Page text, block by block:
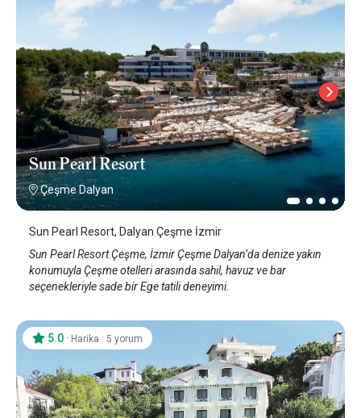
Sun Pearl Resort
Çeşme Dalyan
Sun Pearl Resort, Dalyan Çeşme İzmir
Sun Pearl Resort Çeşme, İzmir Çeşme Dalyan’da denize yakın
konumuyla Çeşme otelleri arasında sahil, havuz ve bar
seçenekleriyle sade bir Ege tatili deneyimi.
5.0 · Harika · 5 yorum